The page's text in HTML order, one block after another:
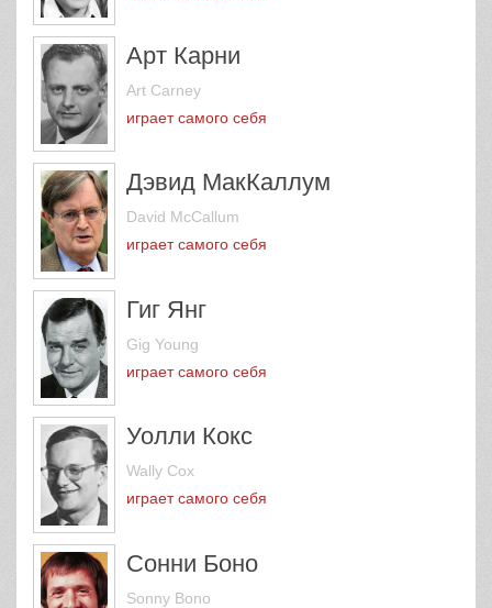
Арт Карни
Art Carney
играет самого себя
Дэвид МакКаллум
David McCallum
играет самого себя
Гиг Янг
Gig Young
играет самого себя
Уолли Кокс
Wally Cox
играет самого себя
Сонни Боно
Sonny Bono